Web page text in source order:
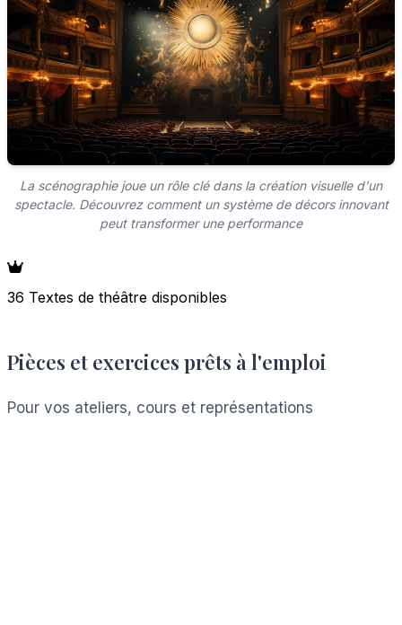
La scénographie joue un rôle clé dans la création visuelle d'un
spectacle. Découvrez comment un système de décors innovant
peut transformer une performance
36 Textes de théâtre disponibles
Pièces et exercices prêts à l'emploi
Pour vos ateliers, cours et représentations